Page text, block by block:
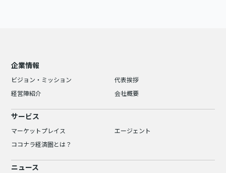
企業情報
ビジョン・ミッション
代表挨拶
経営陣紹介
会社概要
サービス
マーケットプレイス
エージェント
ココナラ経済圏とは？
ニュース